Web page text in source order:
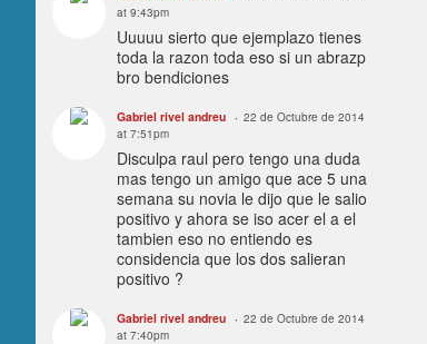
at 9:43pm
Uuuuu sierto que ejemplazo tienes
toda la razon toda eso si un abrazp
bro bendiciones
Gabriel rivel andreu
22 de Octubre de 2014
at 7:51pm
Disculpa raul pero tengo una duda
mas tengo un amigo que ace 5 una
semana su novia le dijo que le salio
positivo y ahora se iso acer el a el
tambien eso no entiendo es
considencia que los dos salieran
positivo ?
Gabriel rivel andreu
22 de Octubre de 2014
at 7:40pm